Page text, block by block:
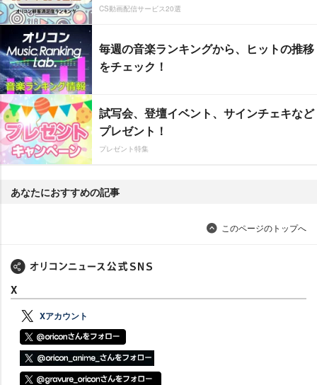
CS動画配信サービス20選
毎週の音楽ランキングから、ヒットの推移
をチェック！
試写会、登壇イベント、サインチェキなど
プレゼント！
プレゼント特集
あなたにおすすめの記事
このページのトップへ
X
Xアカウント